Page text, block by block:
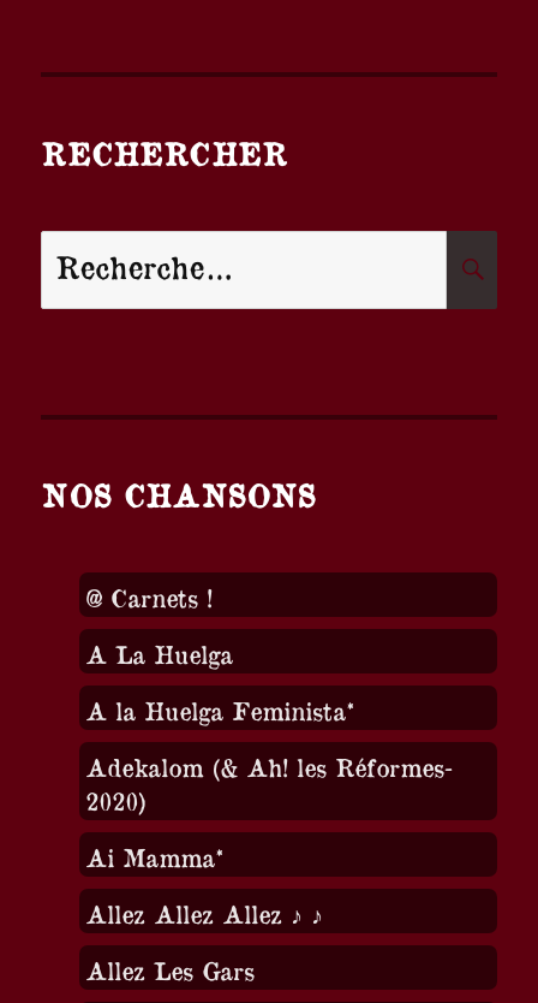
RECHERCHER
Recherche
pour :
NOS CHANSONS
@ Carnets !
A La Huelga
A la Huelga Feminista*
Adekalom (& Ah! les Réformes-
2020)
Ai Mamma*
Allez Allez Allez ♪ ♪
Allez Les Gars